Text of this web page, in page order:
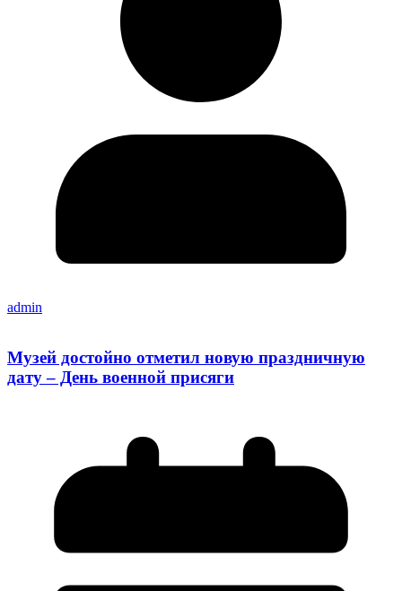
admin
Музей достойно отметил новую праздничную
дату – День военной присяги